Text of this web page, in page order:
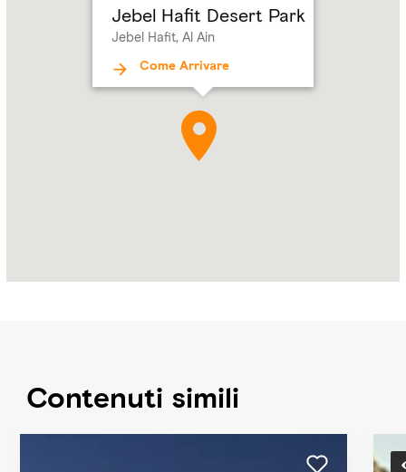
Jebel Hafit Desert Park
Jebel Hafit, Al Ain
Come Arrivare
Contenuti simili